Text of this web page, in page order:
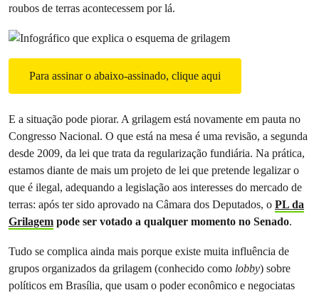
roubos de terras acontecessem por lá.
Para assinar o abaixo-assinado, clique aqui
E a situação pode piorar. A grilagem está novamente em pauta no
Congresso Nacional. O que está na mesa é uma revisão, a segunda
desde 2009, da lei que trata da regularização fundiária. Na prática,
estamos diante de mais um projeto de lei que pretende legalizar o
que é ilegal, adequando a legislação aos interesses do mercado de
terras: após ter sido aprovado na Câmara dos Deputados, o PL da
Grilagem pode ser votado a qualquer momento no Senado.
Tudo se complica ainda mais porque existe muita influência de
grupos organizados da grilagem (conhecido como lobby) sobre
políticos em Brasília, que usam o poder econômico e negociatas